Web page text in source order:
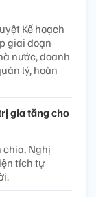
Kế hoạch
giai đoạn
nước, doanh
lý, hoàn
gia tăng cho
chia, Nghị
tích tự